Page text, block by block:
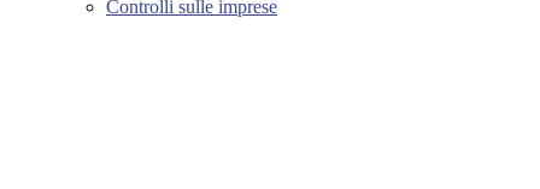
Controlli sulle imprese